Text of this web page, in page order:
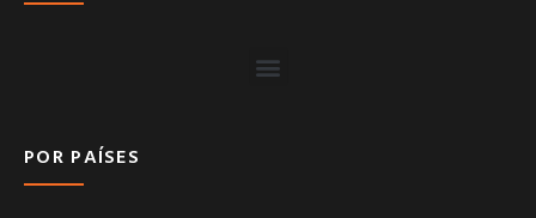
POR PAÍSES